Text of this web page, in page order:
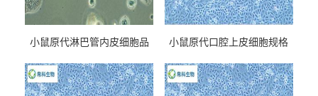
小鼠原代淋巴管内皮细胞品
小鼠原代口腔上皮细胞规格